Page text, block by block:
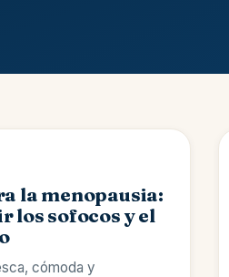
la menopausia:
los sofocos y el
cómoda y